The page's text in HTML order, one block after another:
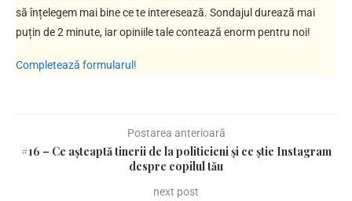
să înțelegem mai bine ce te interesează. Sondajul durează mai
puțin de 2 minute, iar opiniile tale contează enorm pentru noi!
Completează formularul!
Postarea anterioară
#16 – Ce așteaptă tinerii de la politicieni și ce știe Instagram
despre copilul tău
next post